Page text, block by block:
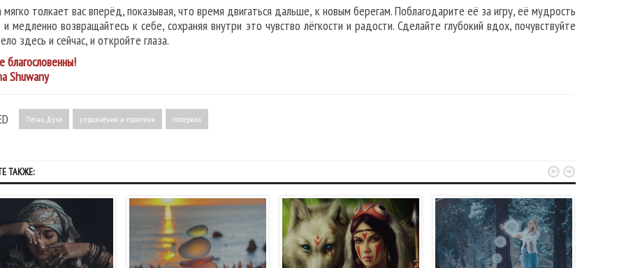
толкает вас вперёд, показывая, что время двигаться дальше, к новым берегам. Поблагодарите её за игру, её мудрость
и медленно возвращайтесь к себе, сохраняя внутри это чувство лёгкости и радости. Сделайте глубокий вдох, почувствуйте
здесь и сейчас, и откройте глаза.
благословенны!
Shuwany
Песнь Духа упражнения и практики эзотерика
ТАКЖЕ:  